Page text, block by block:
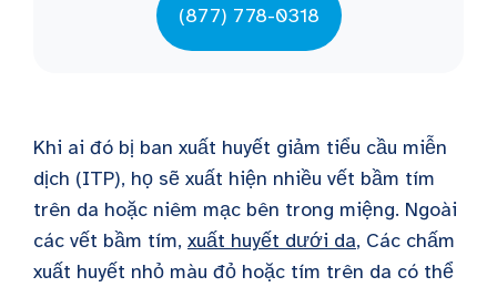
(877) 778-0318
Khi ai đó bị ban xuất huyết giảm tiểu cầu miễn
dịch (ITP), họ sẽ xuất hiện nhiều vết bầm tím
trên da hoặc niêm mạc bên trong miệng. Ngoài
các vết bầm tím, xuất huyết dưới da, Các chấm
xuất huyết nhỏ màu đỏ hoặc tím trên da có thể